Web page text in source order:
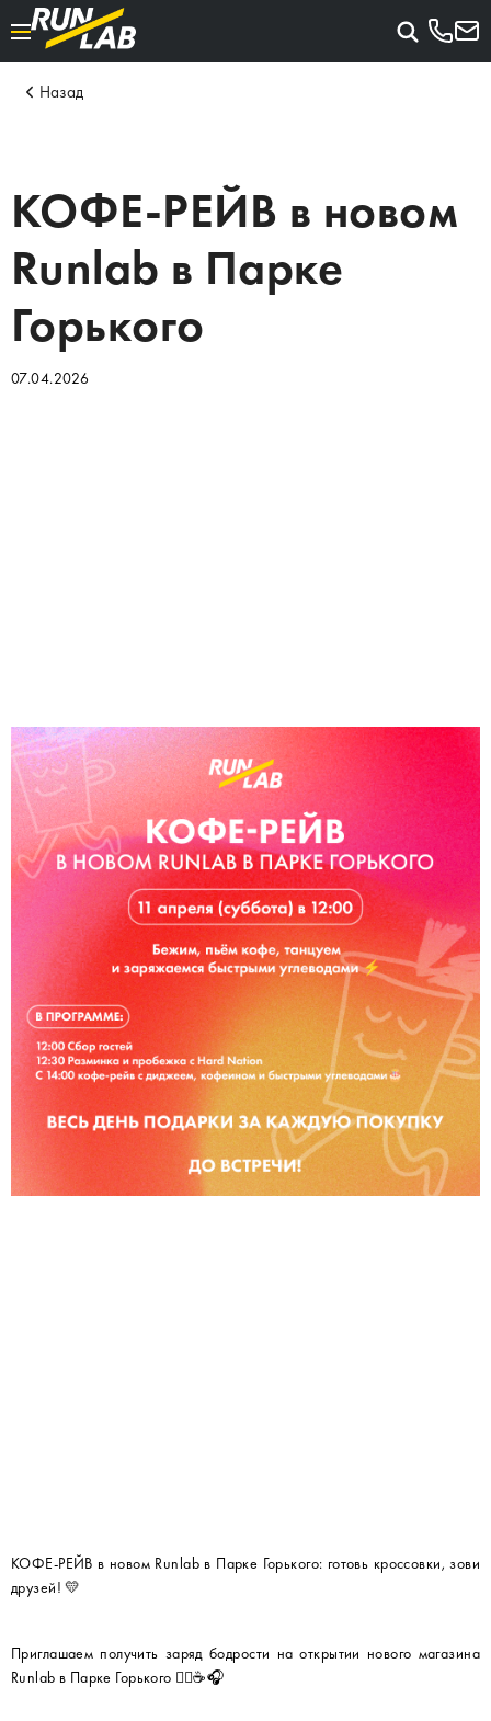
Назад
КОФЕ-РЕЙВ в новом
Runlab в Парке
Горького
07.04.2026
КОФЕ-РЕЙВ в новом Runlab в Парке Горького: готовь кроссовки, зови
друзей! 💛
Приглашаем получить заряд бодрости на открытии нового магазина
Runlab в Парке Горького 🏃‍♂️☕️🎧